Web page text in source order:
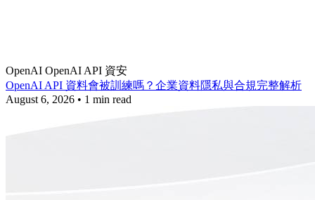
OpenAI OpenAI API 資安
OpenAI API 資料會被訓練嗎？企業資料隱私與合規完整解析
August 6, 2026 • 1 min read